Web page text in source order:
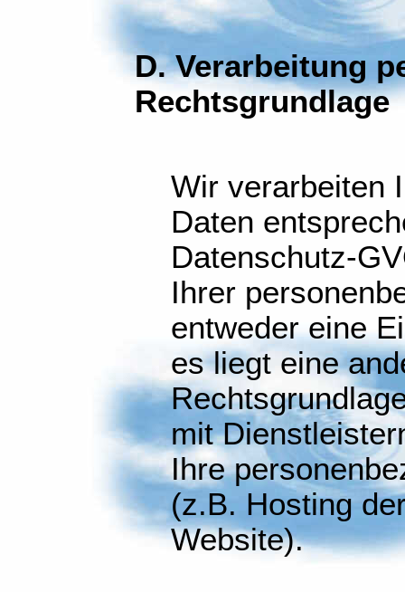
D. Verarbeitung
Rechtsgrundlage
Wir verarbeiten
Daten
Datenschutz-
Ihrer
entweder eine
es liegt eine
mit
Ihre
(z.B. Hosting
Website).